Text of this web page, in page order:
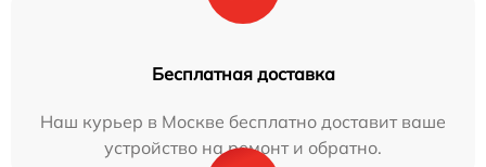
Бесплатная доставка
Наш курьер в Москве бесплатно доставит ваше
устройство на ремонт и обратно.